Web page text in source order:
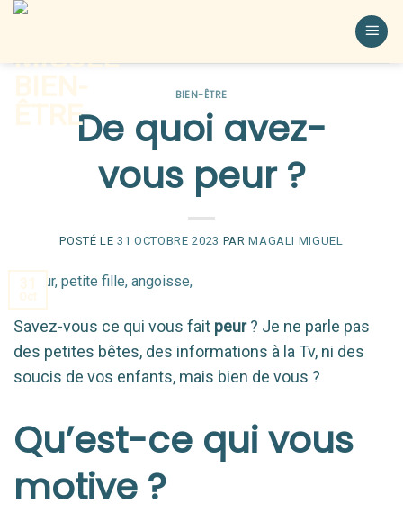
BIEN-ÊTRE
De quoi avez-
vous peur ?
POSTÉ LE31 OCTOBRE 2023 PARMAGALI MIGUEL
Savez-vous ce qui vous fait peur? Je ne parle pas
des petites bêtes, des informations à la Tv, ni des
soucis de vos enfants, mais bien de vous ?
Qu’est-ce qui vous
motive ?